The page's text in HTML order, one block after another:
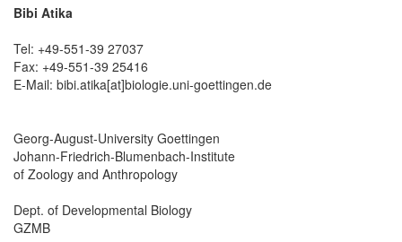
Bibi Atika
Tel: +49-551-39 27037
Fax: +49-551-39 25416
E-Mail: bibi.atika[at]biologie.uni-goettingen.de
Georg-August-University Goettingen
Johann-Friedrich-Blumenbach-Institute
of Zoology and Anthropology
Dept. of Developmental Biology
GZMB